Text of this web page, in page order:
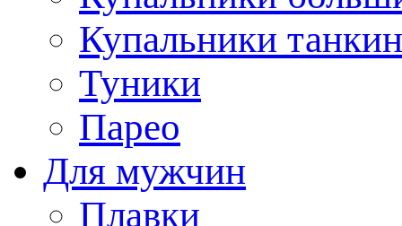
Купальники
Туники
Парео
Для мужчин
Плавки